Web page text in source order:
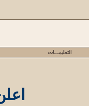
التعليمـــات